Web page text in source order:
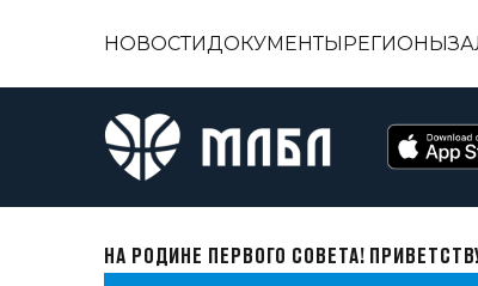
НОВОСТИДОКУМЕНТЫРЕГИОНЫ
НА РОДИНЕ ПЕРВОГО СОВЕТА!